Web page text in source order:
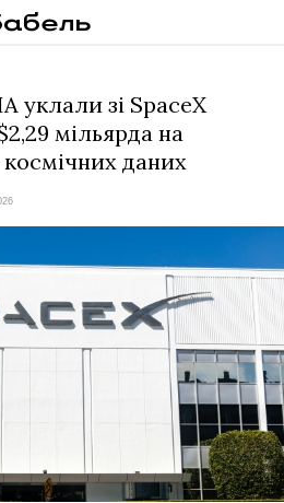
уклали зі SpaceX
мільярда на
даних